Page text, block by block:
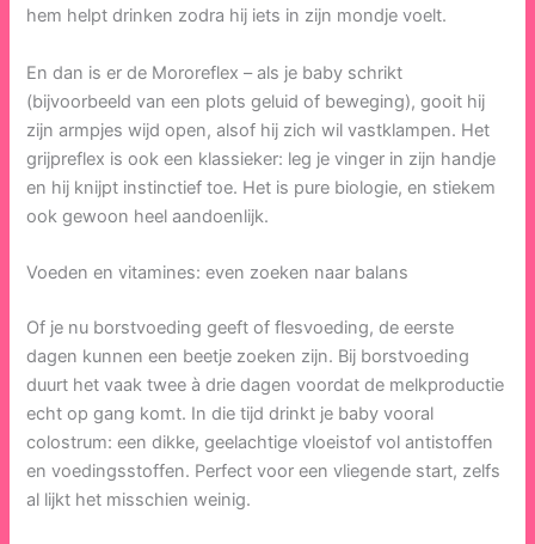
hem helpt drinken zodra hij iets in zijn mondje voelt.
En dan is er de Mororeflex – als je baby schrikt
(bijvoorbeeld van een plots geluid of beweging), gooit hij
zijn armpjes wijd open, alsof hij zich wil vastklampen. Het
grijpreflex is ook een klassieker: leg je vinger in zijn handje
en hij knijpt instinctief toe. Het is pure biologie, en stiekem
ook gewoon heel aandoenlijk.
Voeden en vitamines: even zoeken naar balans
Of je nu borstvoeding geeft of flesvoeding, de eerste
dagen kunnen een beetje zoeken zijn. Bij borstvoeding
duurt het vaak twee à drie dagen voordat de melkproductie
echt op gang komt. In die tijd drinkt je baby vooral
colostrum: een dikke, geelachtige vloeistof vol antistoffen
en voedingsstoffen. Perfect voor een vliegende start, zelfs
al lijkt het misschien weinig.